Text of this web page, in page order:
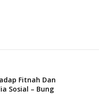
Fitnah Dan
Sosial – Bung